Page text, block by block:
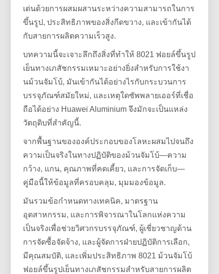
เด่นด้วยการผสมผสานระหว่างความสามารถในการ
ขึ้นรูป, ประสิทธิภาพของสิ่งกีดขวาง, และเข้ากันได้
กับสายการผลิตความเร็วสูง.
บทความนี้จะเจาะลึกถึงสิ่งที่ทำให้ 8021 ฟอยล์ขึ้นรูป
เย็นทางเภสัชกรรมเหมาะอย่างยิ่งสำหรับการใช้งา
นม้วนจัมโบ้, มันเข้ากันได้อย่างไรกับกระบวนการ
บรรจุภัณฑ์สมัยใหม่, และเหตุใดซัพพลายเออร์ที่เชื่อ
ถือได้อย่าง Huawei Aluminium จึงมักจะเป็นแหล่ง
วัตถุดิบที่สำคัญนี้.
จากพื้นฐานขององค์ประกอบของโลหะผสมไปจนถึง
ความเป็นจริงในทางปฏิบัติของม้วนจัมโบ้—ความ
กว้าง, แกน, คุณภาพที่คดเคี้ยว, และการจัดเก็บ—
คู่มือนี้ให้ข้อมูลที่ครอบคลุม, มุมมองข้อมูล.
มันรวมข้อกำหนดทางเทคนิค, มาตรฐาน
อุตสาหกรรม, และการพิจารณาในโลกแห่งความ
เป็นจริงเพื่อช่วยวิศวกรบรรจุภัณฑ์, ผู้เชี่ยวชาญด้าน
การจัดซื้อจัดจ้าง, และผู้จัดการฝ่ายปฏิบัติการเลือก,
มีคุณสมบัติ, และเพิ่มประสิทธิภาพ 8021 ม้วนจัมโบ้
ฟอยล์ขึ้นรูปเย็นทางเภสัชกรรมสำหรับสายการผลิต